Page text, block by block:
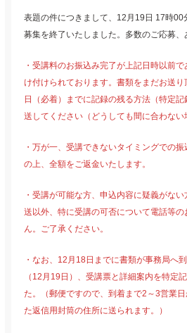
表題の件につきまして、12月19日 17時00
募集を終了いたしました。多数のご応募、
・受講料のお振込み完了が上記日時以前
け付けられております。書類をまだお送
日（必着）までに記録の残る方法（特定
送してください（どうしても間に合わない
・万が一、受講できないタイミングでの
の上、全額をご返金いたします。
・受講が可能な方、申込内容に疑義がな
送以外、特に受講の可否について電話等
ん。ご了承ください。
・なお、12月18日までに書類が事務局へ
（12月19日）、受講票と詳細案内を特定
た。（郵便ですので、到着まで2～3営業
た返信用封筒の住所に送られます。）